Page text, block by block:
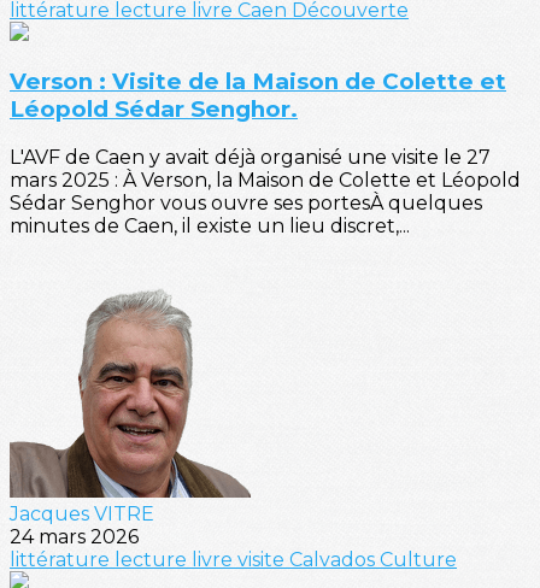
littérature lecture livre Caen Découverte
Verson : Visite de la Maison de Colette et
Léopold Sédar Senghor.
L'AVF de Caen y avait déjà organisé une visite le 27
mars 2025 : À Verson, la Maison de Colette et Léopold
Sédar Senghor vous ouvre ses portesÀ quelques
minutes de Caen, il existe un lieu discret,...
Jacques VITRE
24 mars 2026
littérature lecture livre visite Calvados Culture